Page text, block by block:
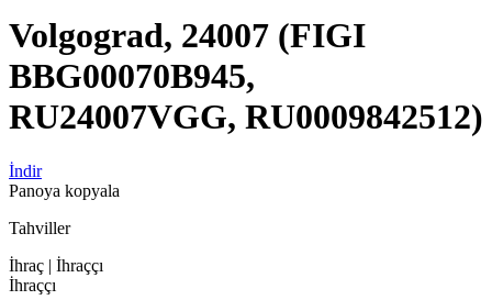
Volgograd, 24007 (FIGI
BBG00070B945,
RU24007VGG, RU0009842512)
İndir
Panoya kopyala
Tahviller
İhraç | İhraççı
İhraççı